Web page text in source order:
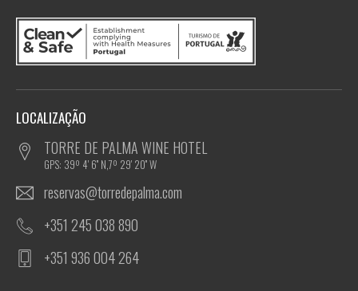
LOCALIZAÇÃO
TORRE DE PALMA WINE HOTEL
GPS: 39º 4' 6'' N,7º 29' 20'' W
reservas@torredepalma.com
+351 245 038 890
+351 936 004 264